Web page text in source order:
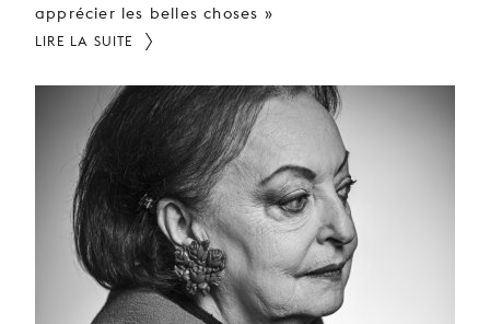
apprécier les belles choses »
LIRE LA SUITE